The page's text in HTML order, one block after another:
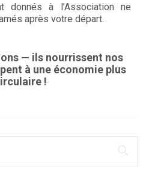
à l’Association ne
après votre départ.
— ils nourrissent nos
à une économie plus
!